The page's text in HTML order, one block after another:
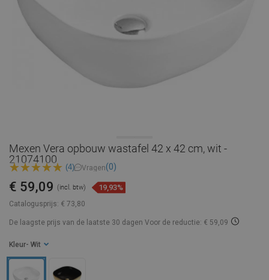
Mexen Vera opbouw wastafel 42 x 42 cm, wit -
21074100
(4) Vragen(0)
Catalogusprijs: € 73,80
€ 59,09 (incl. btw) 19,93%
De laagste prijs van de laatste 30 dagen Voor de reductie: € 59,09
Kleur - Wit